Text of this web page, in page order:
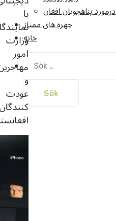
درمورد پناهجويان افغان
چهره های ممتاز
خانه
Sök
efter:
با
وزارت
امور
و
عودت